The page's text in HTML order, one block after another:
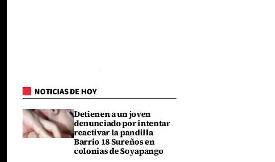
NOTICIAS DE HOY
Detienen a un joven
denunciado por intentar
reactivar la pandilla
Barrio 18 Sureños en
colonias de Soyapango